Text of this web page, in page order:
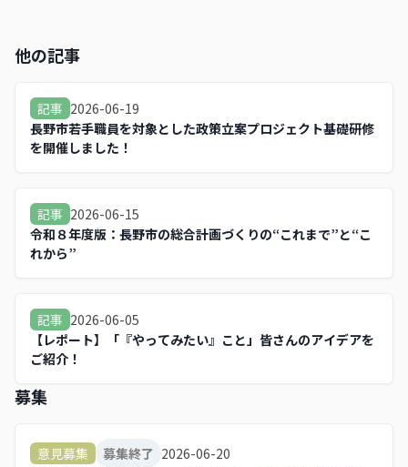
他の記事
記事 2026-06-19
長野市若手職員を対象とした政策立案プロジェクト基礎研修
を開催しました！
記事 2026-06-15
令和８年度版：長野市の総合計画づくりの“これまで”と“こ
れから”
記事 2026-06-05
【レポート】「『やってみたい』こと」皆さんのアイデアを
ご紹介！
募集
意見募集 募集終了 2026-06-20